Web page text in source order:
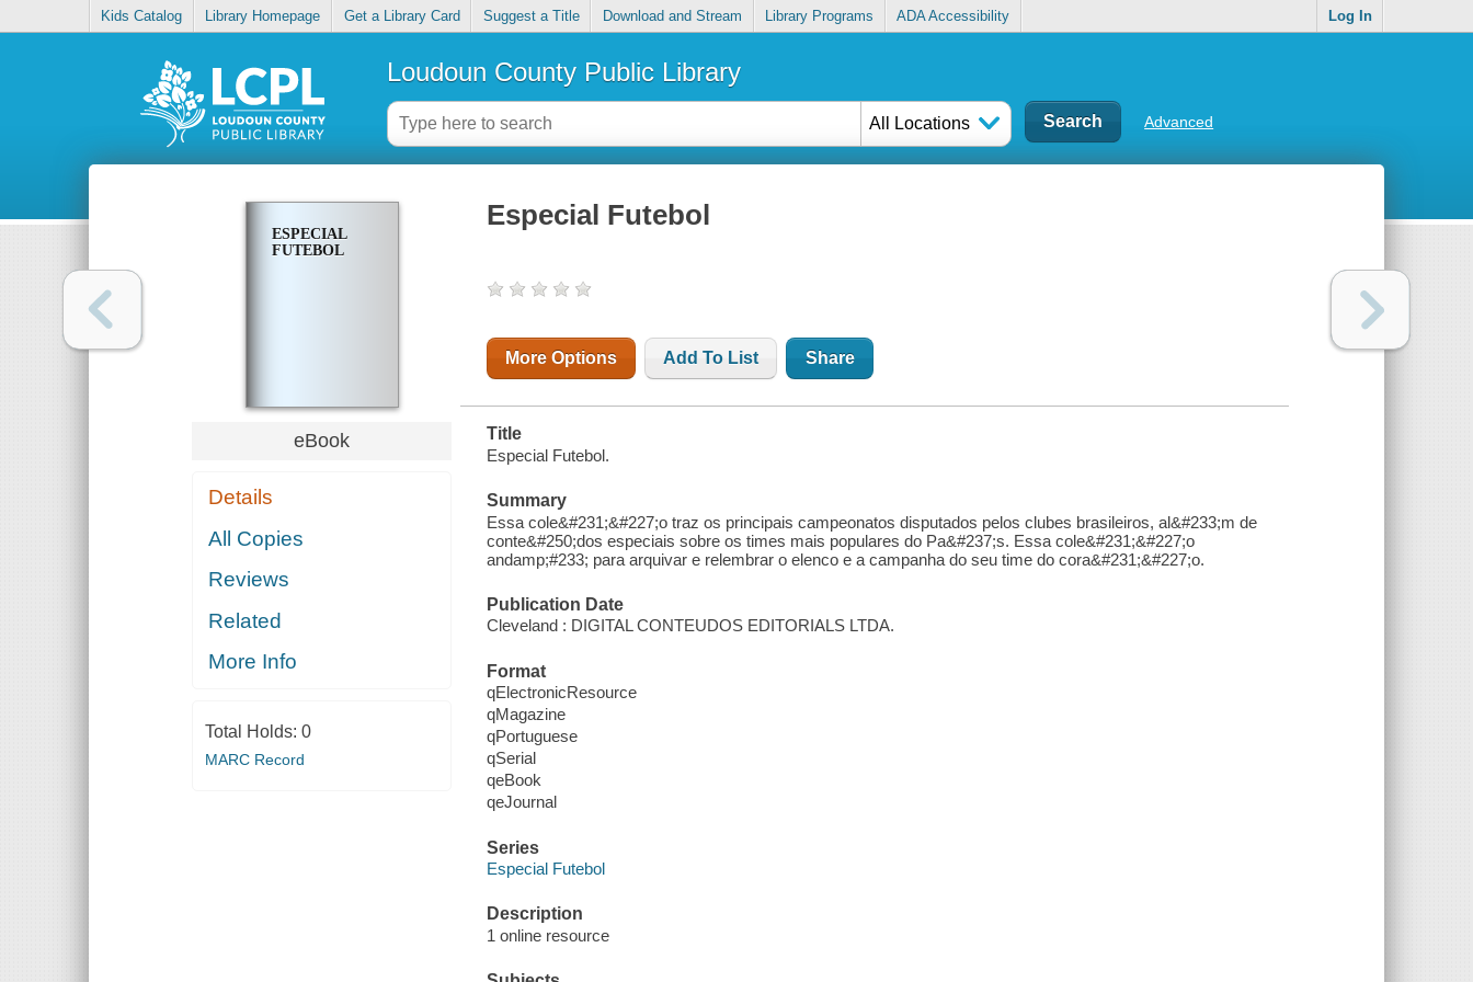
Kids Catalog Library Homepage Get a Library Card Suggest a Title Download and Stream Library Programs ADA Accessibility Log In
Loudoun County Public Library
All Locations Advanced
ESPECIAL
FUTEBOL
eBook
Details
All Copies
Reviews
Related
More Info
Total Holds: 0
MARC Record
Especial Futebol
More Options Add To List Share
Title
Especial Futebol.
Summary
Essa cole&#231;&#227;o traz os principais campeonatos disputados pelos clubes brasileiros, al&#233;m de
conte&#250;dos especiais sobre os times mais populares do Pa&#237;s. Essa cole&#231;&#227;o
andamp;#233; para arquivar e relembrar o elenco e a campanha do seu time do cora&#231;&#227;o.
Publication Date
Cleveland : DIGITAL CONTEUDOS EDITORIALS LTDA.
Format
qElectronicResource
qMagazine
qPortuguese
qSerial
qeBook
qeJournal
Series
Especial Futebol
Description
1 online resource